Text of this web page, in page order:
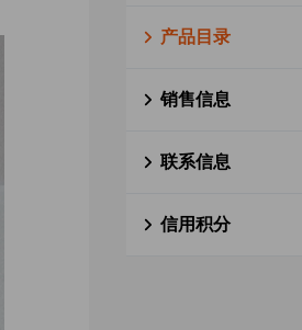
产品目录
销售信息
联系信息
信用积分